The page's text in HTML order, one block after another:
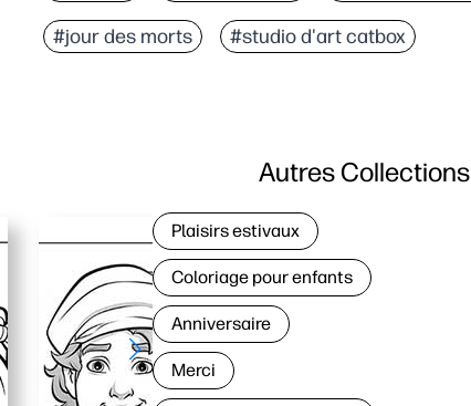
#jour des morts #studio d'art catbox
Autres Collections
Plaisirs estivaux
Coloriage pour enfants
Anniversaire
Merci